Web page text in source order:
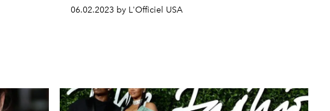
06.02.2023 by L'Officiel USA